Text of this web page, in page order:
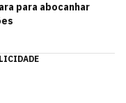
para abocanhar